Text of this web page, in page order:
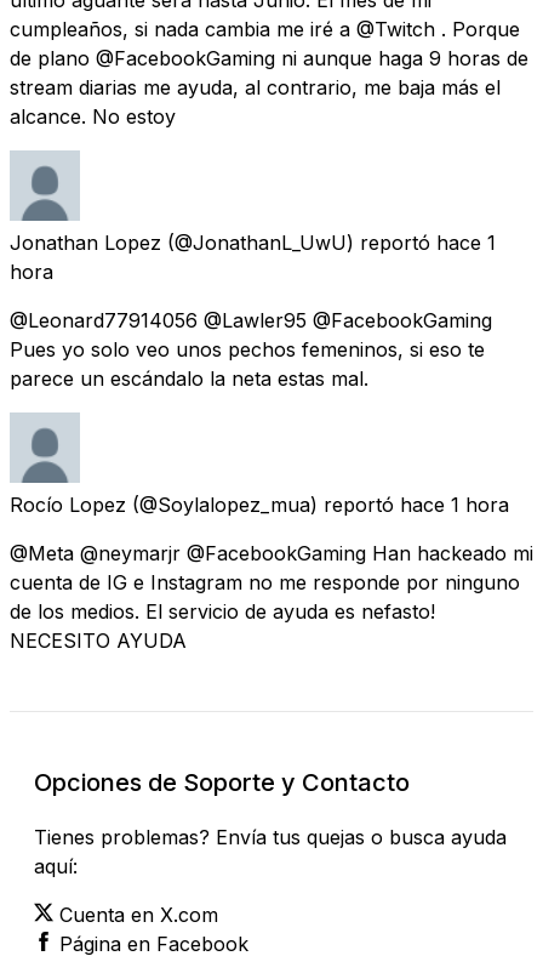
cumpleaños, si nada cambia me iré a @Twitch . Porque
de plano @FacebookGaming ni aunque haga 9 horas de
stream diarias me ayuda, al contrario, me baja más el
alcance. No estoy
Jonathan Lopez (@JonathanL_UwU) reportó hace 1
hora
@Leonard77914056 @Lawler95 @FacebookGaming
Pues yo solo veo unos pechos femeninos, si eso te
parece un escándalo la neta estas mal.
Rocío Lopez (@Soylalopez_mua) reportó hace 1 hora
@Meta @neymarjr @FacebookGaming Han hackeado mi
cuenta de IG e Instagram no me responde por ninguno
de los medios. El servicio de ayuda es nefasto!
NECESITO AYUDA
Opciones de Soporte y Contacto
Tienes problemas? Envía tus quejas o busca ayuda
aquí:
Cuenta en X.com
Página en Facebook